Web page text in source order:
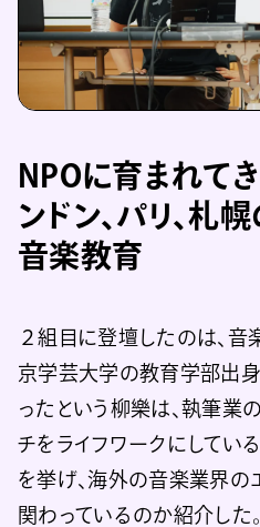
NPOに育まれて
ンドン、パリ、札
音楽教育
２組目に登壇したのは、音
京学芸大学の教育学部出身
ったという柳樂は、執筆業
チをライフワークにしてい
を挙げ、海外の音楽業界の
関わっているのか紹介した。